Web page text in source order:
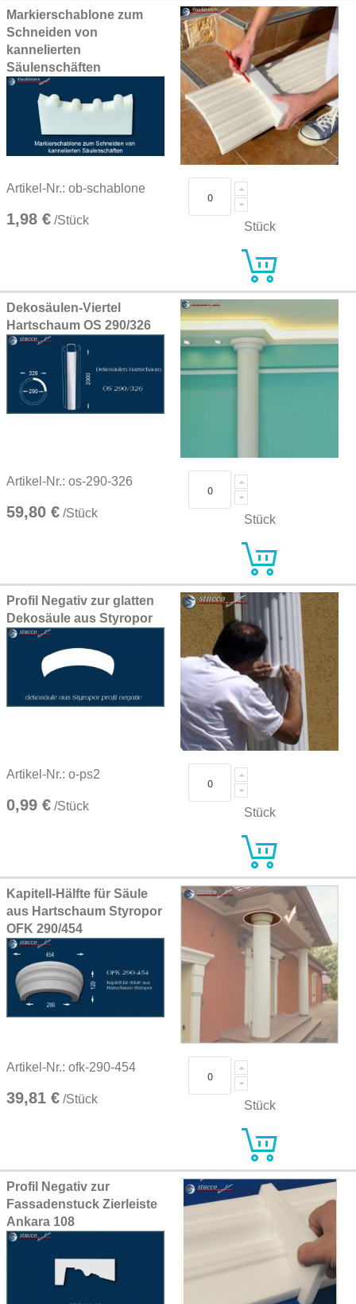
Markierschablone zum
Schneiden von
kannelierten
Säulenschäften
Artikel-Nr.: ob-schablone
1,98 € /Stück Stück
Dekosäulen-Viertel
Hartschaum OS 290/326
Artikel-Nr.: os-290-326
59,80 € /Stück Stück
Profil Negativ zur glatten
Dekosäule aus Styropor
Artikel-Nr.: o-ps2
0,99 € /Stück Stück
Kapitell-Hälfte für Säule
aus Hartschaum Styropor
OFK 290/454
Artikel-Nr.: ofk-290-454
39,81 € /Stück Stück
Profil Negativ zur
Fassadenstuck Zierleiste
Ankara 108